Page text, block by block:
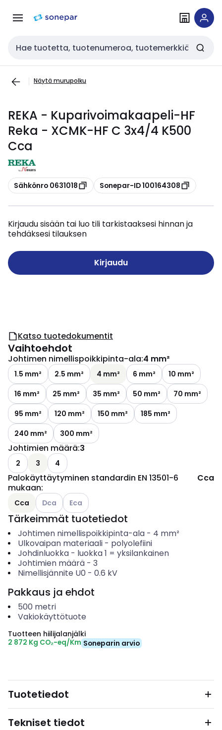
navigointiinsisältöön
Haku
Näytä murupolku
REKA - Kuparivoimakaapeli-HF
Reka - XCMK-HF C 3x4/4 K500
Cca
Kopioi
Sähkönro 0631018 Kopioi
Sonepar-ID 100164308
Kirjaudu sisään tai luo tili tarkistaaksesi hinnan ja
tehdäksesi tilauksen
Kirjaudu
Katso tuotedokumentit
Vaihtoehdot
Johtimen nimellispoikkipinta-ala:4 mm²
1.5 mm² 2.5 mm² 4 mm² 6 mm²
10 mm²
16 mm²
25 mm² 35 mm² 50 mm²
70 mm²
95 mm²
120 mm² 150 mm²
185 mm²
240 mm²
300 mm²
Johtimien määrä:3
2 3 4
Palokäyttäytyminen standardin EN 13501-6
mukaan:
Cca
Cca Katso käytettävissä olevat vaihtoehdot
Dca Katso käytettävissä olevat vaihtoehdot
Eca
Tärkeimmät tuotetiedot
Johtimen nimellispoikkipinta-ala- 4 mm²
Ulkovaipan materiaali- polyolefiini
Johdinluokka- luokka 1 = yksilankainen
Johtimien määrä- 3
Nimellisjännite U0 - 0.6 kV
Pakkaus ja ehdot
500 metri
Vakiokäyttötuote
Tuotteen hiilijalanjälki
2 872 Kg CO₂-eq/Km Soneparin arvio
Tuotetiedot
Tekniset tiedot